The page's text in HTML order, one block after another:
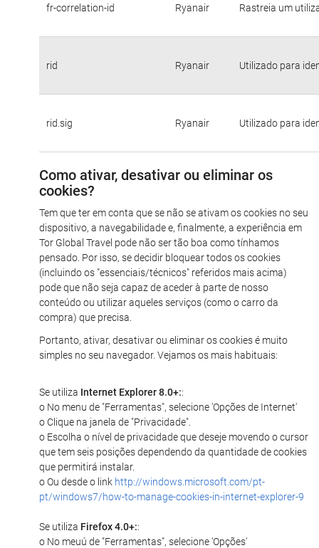
fr-correlation-id Ryanair Rastreia um
rid Ryanair Utilizado para
rid.sig Ryanair Utilizado para
Como ativar, desativar ou eliminar os
cookies?
Tem que ter em conta que se não se ativam os cookies no seu
dispositivo, a navegabilidade e, finalmente, a experiência em
Tor Global Travel pode não ser tão boa como tínhamos
pensado. Por isso, se decidir bloquear todos os cookies
(incluindo os "essenciais/técnicos" referidos mais acima)
pode que não seja capaz de aceder à parte de nosso
conteúdo ou utilizar aqueles serviços (como o carro da
compra) que precisa.
Portanto, ativar, desativar ou eliminar os cookies é muito
simples no seu navegador. Vejamos os mais habituais:
Se utiliza Internet Explorer 8.0+::
o No menu de "Ferramentas", selecione 'Opções de Internet'
o Clique na janela de "Privacidade".
o Escolha o nível de privacidade que deseje movendo o cursor
que tem seis posições dependendo da quantidade de cookies
que permitirá instalar.
o Ou desde o link http://windows.microsoft.com/pt-
pt/windows7/how-to-manage-cookies-in-internet-explorer-9
Se utiliza Firefox 4.0+::
o No meuú de "Ferramentas", selecione 'Opções'